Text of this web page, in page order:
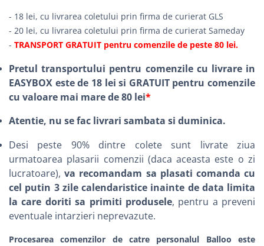
- 18 lei, cu livrarea coletului prin firma de curierat GLS
- 20 lei, cu livrarea coletului prin firma de curierat Sameday
- TRANSPORT GRATUIT pentru comenzile de peste 80 lei.
Pretul transportului pentru comenzile cu livrare in
EASYBOX este de 18 lei si GRATUIT pentru comenzile
cu valoare mai mare de 80 lei*
Atentie, nu se fac livrari sambata si duminica.
Desi peste 90% dintre colete sunt livrate ziua
urmatoarea plasarii comenzii (daca aceasta este o zi
lucratoare),va recomandam sa plasati comanda cu
cel putin 3 zile calendaristice inainte de data limita
la care doriti sa primiti produsele, pentru a preveni
eventuale intarzieri neprevazute.
Procesarea comenzilor de catre personalul Balloo este